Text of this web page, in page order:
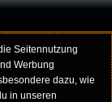
Seitennutzung
Werbung
dazu, wie
in unseren